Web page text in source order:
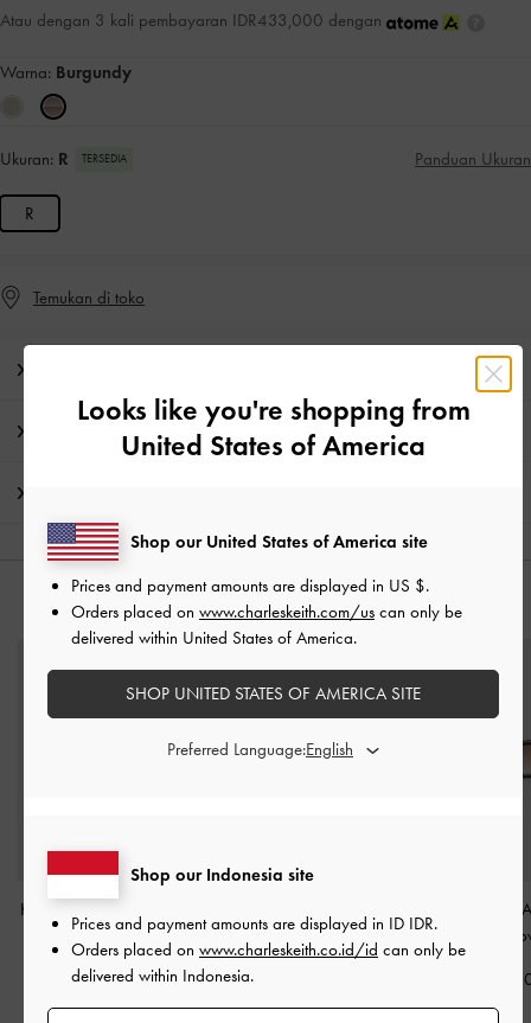
Atau dengan 3 kali pembayaran IDR433,000 dengan
Warna: Burgundy
Ukuran: R TERSEDIA Panduan Ukuran
R
Temukan di toko
Detail Produk & Instruksi Perawatan
ANDA MUNGKIN JUGA MENYUKAI
Kacamata Butterfly Sable
Knot-Burgundy
IDR1,299,000
Tomato Red
Kacamata Oval
Espresso
Looks like you're shopping from
United States of America
Shop our Indonesia site
Prices and payment amounts are displayed in ID IDR.
Orders placed on www.charleskeith.co.id/id can only be
delivered within Indonesia.
Shop our United States of America site
Prices and payment amounts are displayed in US $.
Orders placed on www.charleskeith.com/us can only be
delivered within United States of America.
SHOP UNITED STATES OF AMERICA SITE
Preferred Language: